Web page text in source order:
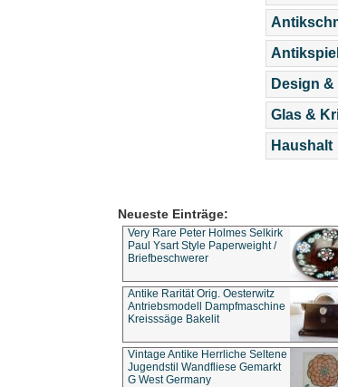
Design &
Glas &
Haushalt
Neueste Einträge:
Very Rare Peter Holmes Selkirk
Paul Ysart Style Paperweight /
Briefbeschwerer
Antike Rarität Orig. Oesterwitz
Antriebsmodell Dampfmaschine
Kreisssäge Bakelit
Vintage Antike Herrliche Seltene
Jugendstil Wandfliese Gemarkt
G West Germany